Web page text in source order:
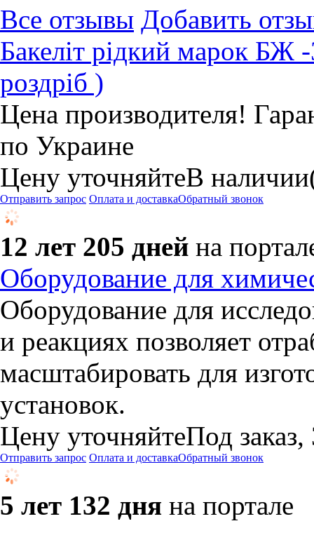
Все отзывы Добавить
Бакеліт рідкий марок
роздріб )
Цена производителя!
по Украине
Цену уточняйтеВ наличии
Отправить запрос Оплата и доставкаОбратный звонок
12 лет 205 дней на
Оборудование для
Оборудование для
и реакциях позволяет
масштабировать для
установок.
Цену уточняйтеПод
Отправить запрос Оплата и доставкаОбратный звонок
5 лет 132 дня на портале